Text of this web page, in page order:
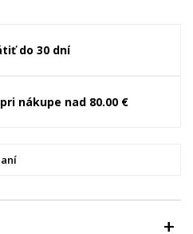
do 30 dní
nákupe nad 80.00 €